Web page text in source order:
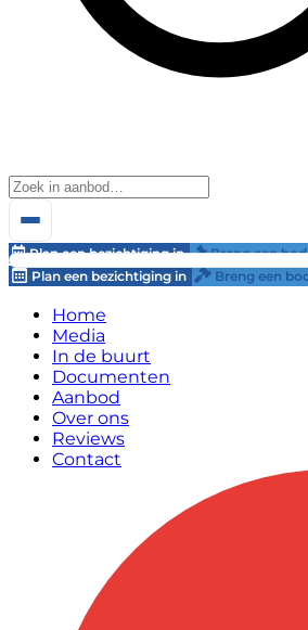
Plan een bezichtiging in Breng een
Plan een bezichtiging in
Breng een
Home
Media
In de buurt
Documenten
Aanbod
Over ons
Reviews
Contact